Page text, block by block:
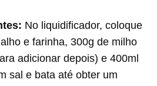
No liquidificador, coloque
e farinha, 300g de milho
adicionar depois) e 400ml
sal e bata até obter um